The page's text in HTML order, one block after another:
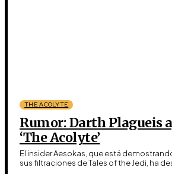
THE ACOLYTE
Rumor: Darth Plagueis
‘The Acolyte’
El insider Aesokas, que está
sus filtraciones de Tales of the Jedi, ha